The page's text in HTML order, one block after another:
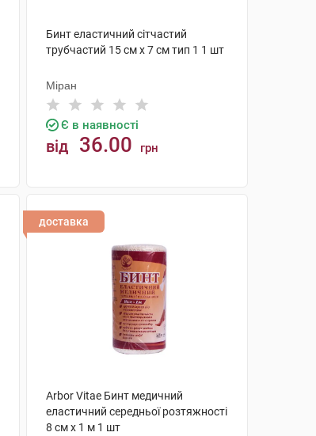
Бинт еластичний сітчастий
трубчастий 15 см х 7 см тип 1 1 шт
Міран
Є в наявності
від 36.00 грн
доставка
Arbor Vitae Бинт медичний
еластичний середньої розтяжності
8 см х 1 м 1 шт